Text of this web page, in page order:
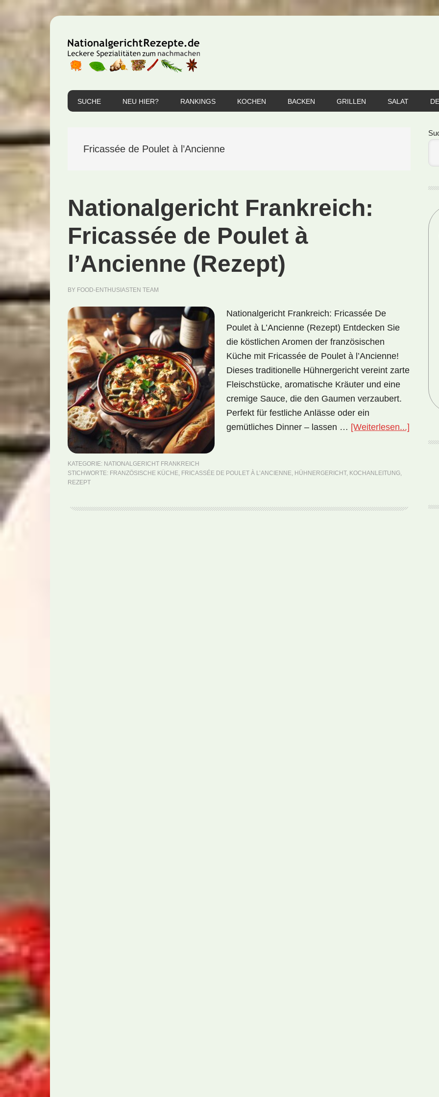
Hauptnavigation
SUCHE NEU HIER? RANKINGS KOCHEN BACKEN GRILLEN SALAT
Fricassée de Poulet à l’Ancienne
Nationalgericht Frankreich:
Fricassée de Poulet à
l’Ancienne (Rezept)
BY FOOD-ENTHUSIASTEN TEAM
Nationalgericht Frankreich: Fricassée De
Poulet à L’Ancienne (Rezept) Entdecken Sie
die köstlichen Aromen der französischen
Küche mit Fricassée de Poulet à l’Ancienne!
Dieses traditionelle Hühnergericht vereint zarte
Fleischstücke, aromatische Kräuter und eine
cremige Sauce, die den Gaumen verzaubert.
Perfekt für festliche Anlässe oder ein
gemütliches Dinner – lassen … [Weiterlesen...]
KATEGORIE: NATIONALGERICHT FRANKREICH
STICHWORTE: FRANZÖSISCHE KÜCHE, FRICASSÉE DE POULET À L’ANCIENNE, HÜHNERGERICHT, KOCHANLEITUNG,
REZEPT